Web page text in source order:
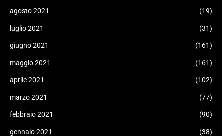
agosto 2021 (19)
luglio 2021 (31)
giugno 2021 (161)
maggio 2021 (161)
aprile 2021 (102)
marzo 2021 (77)
febbraio 2021 (90)
gennaio 2021 (38)